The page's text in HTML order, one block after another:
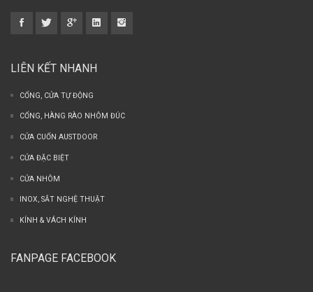
LIÊN KẾT NHANH
CỔNG, CỬA TỰ ĐỘNG
CỔNG, HÀNG RÀO NHÔM ĐÚC
CỬA CUỐN AUSTDOOR
CỬA ĐẶC BIỆT
CỬA NHÔM
INOX, SẮT NGHỆ THUẬT
KÍNH & VÁCH KÍNH
FANPAGE FACEBOOK